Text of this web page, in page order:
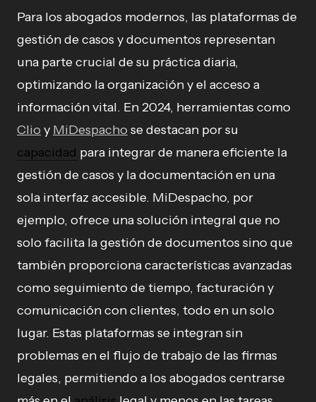
Para los abogados modernos, las plataformas de
gestión de casos y documentos representan
una parte crucial de su práctica diaria,
optimizando la organización y el acceso a
información vital. En 2024, herramientas como
Clio y MiDespacho se destacan por su
capacidad para integrar de manera eficiente la
gestión de casos y la documentación en una
sola interfaz accesible. MiDespacho, por
ejemplo, ofrece una solución integral que no
solo facilita la gestión de documentos sino que
también proporciona características avanzadas
como seguimiento de tiempo, facturación y
comunicación con clientes, todo en un solo
lugar. Estas plataformas se integran sin
problemas en el flujo de trabajo de las firmas
legales, permitiendo a los abogados centrarse